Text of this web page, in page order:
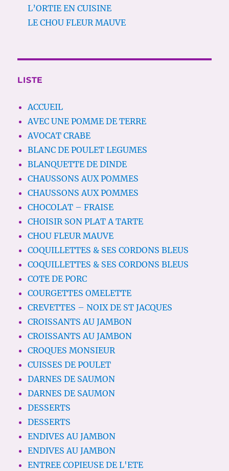
L’ORTIE EN CUISINE
LE CHOU FLEUR MAUVE
LISTE
ACCUEIL
AVEC UNE POMME DE TERRE
AVOCAT CRABE
BLANC DE POULET LEGUMES
BLANQUETTE DE DINDE
CHAUSSONS AUX POMMES
CHAUSSONS AUX POMMES
CHOCOLAT – FRAISE
CHOISIR SON PLAT A TARTE
CHOU FLEUR MAUVE
COQUILLETTES & SES CORDONS BLEUS
COQUILLETTES & SES CORDONS BLEUS
COTE DE PORC
COURGETTES OMELETTE
CREVETTES – NOIX DE ST JACQUES
CROISSANTS AU JAMBON
CROISSANTS AU JAMBON
CROQUES MONSIEUR
CUISSES DE POULET
DARNES DE SAUMON
DARNES DE SAUMON
DESSERTS
DESSERTS
ENDIVES AU JAMBON
ENDIVES AU JAMBON
ENTREE COPIEUSE DE L'ETE